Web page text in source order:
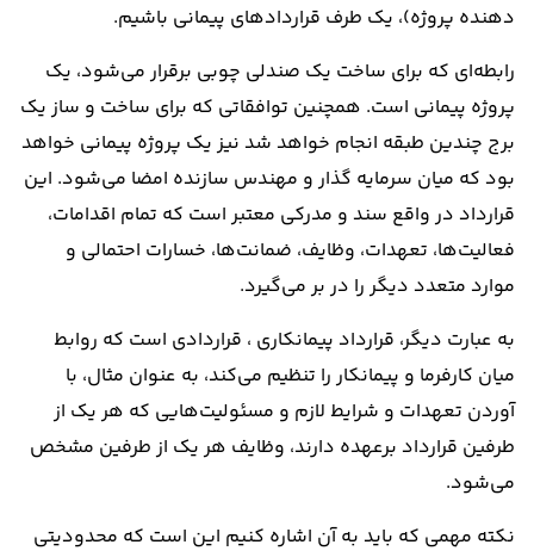
دهنده پروژه)، یک طرف قراردادهای پیمانی باشیم.
رابطه‌ای که برای ساخت یک صندلی چوبی برقرار می‌شود، یک
پروژه پیمانی است. همچنین توافقاتی که برای ساخت و ساز یک
برج چندین طبقه انجام خواهد شد نیز یک پروژه پیمانی خواهد
بود که میان سرمایه گذار و مهندس سازنده امضا می‌شود. این
قرارداد در واقع سند و مدرکی معتبر است که تمام اقدامات،
فعالیت‌ها، تعهدات، وظایف، ضمانت‌ها، خسارات احتمالی و
موارد متعدد دیگر را در بر می‌گیرد.
به عبارت دیگر، قرارداد پیمانکاری ، قراردادی است که روابط
میان کارفرما و پیمانکار را تنظیم می‌کند، به عنوان مثال، با
آوردن تعهدات و شرایط لازم و مسئولیت‌هایی که هر یک از
طرفین قرارداد برعهده دارند، وظایف هر یک از طرفین مشخص
می‌شود.
نکته مهمی که باید به آن اشاره کنیم این است که محدودیتی